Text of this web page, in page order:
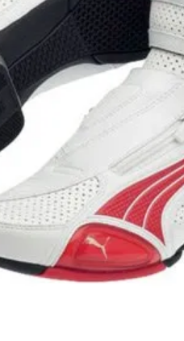
9 capacete ls2
capacete aberto